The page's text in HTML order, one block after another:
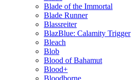
Blade of the Immortal
Blade Runner
Blassreiter
BlazBlue: Calamity Trigger
Bleach
Blob
Blood of Bahamut
Blood+
Bloodborne